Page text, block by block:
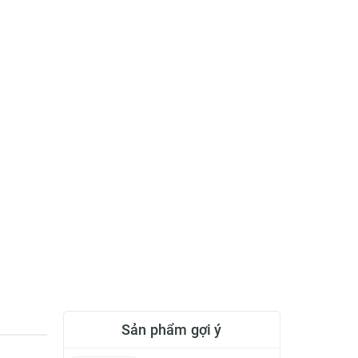
Sản phẩm gợi ý